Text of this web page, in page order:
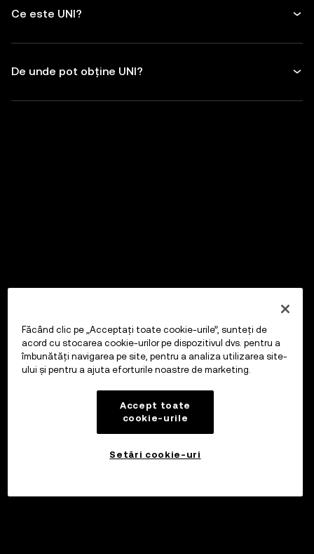
Ce este UNI?
De unde pot obține UNI?
Făcând clic pe „Acceptați toate cookie-urile”, sunteți de
acord cu stocarea cookie-urilor pe dispozitivul dvs. pentru a
îmbunătăți navigarea pe site, pentru a analiza utilizarea site-
ului și pentru a ajuta eforturile noastre de marketing.
Accept toate
cookie-urile
Setări cookie-uri